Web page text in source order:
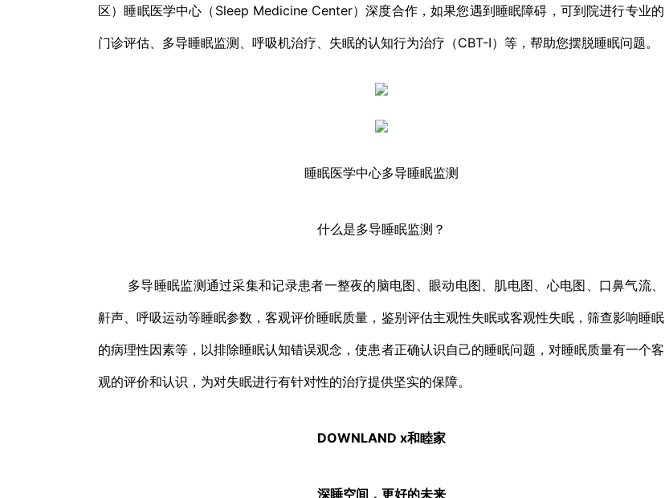
区）睡眠医学中心（Sleep Medicine Center）深度合作，如果您遇到睡眠障碍，可到院进行专业的
门诊评估、多导睡眠监测、呼吸机治疗、失眠的认知行为治疗（CBT-I）等，帮助您摆脱睡眠问题。
睡眠医学中心多导睡眠监测
什么是多导睡眠监测？
多导睡眠监测通过采集和记录患者一整夜的脑电图、眼动电图、肌电图、心电图、口鼻气流、
鼾声、呼吸运动等睡眠参数，客观评价睡眠质量，鉴别评估主观性失眠或客观性失眠，筛查影响睡眠
的病理性因素等，以排除睡眠认知错误观念，使患者正确认识自己的睡眠问题，对睡眠质量有一个客
观的评价和认识，为对失眠进行有针对性的治疗提供坚实的保障。
DOWNLAND x和睦家
深睡空间，更好的未来